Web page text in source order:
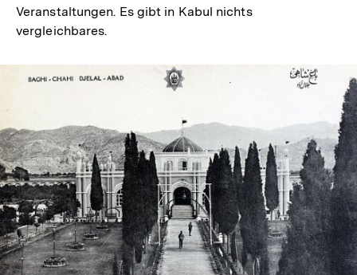
Veranstaltungen. Es gibt in Kabul nichts
vergleichbares.
In
Lightbox
öffnen